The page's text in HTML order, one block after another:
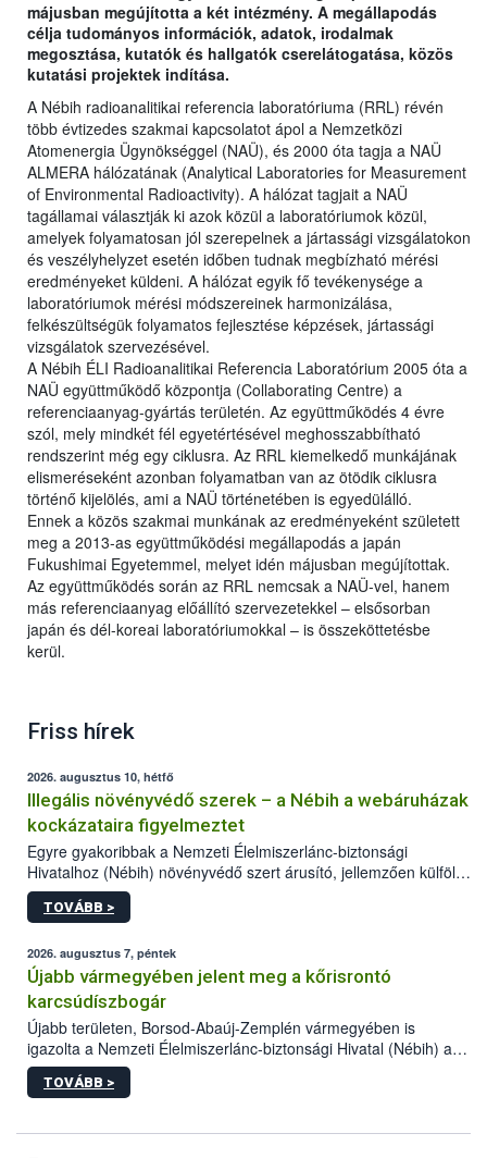
májusban megújította a két intézmény. A megállapodás
célja tudományos információk, adatok, irodalmak
megosztása, kutatók és hallgatók cserelátogatása, közös
kutatási projektek indítása.
A Nébih radioanalitikai referencia laboratóriuma (RRL) révén
több évtizedes szakmai kapcsolatot ápol a Nemzetközi
Atomenergia Ügynökséggel (NAÜ), és 2000 óta tagja a NAÜ
ALMERA hálózatának (Analytical Laboratories for Measurement
of Environmental Radioactivity). A hálózat tagjait a NAÜ
tagállamai választják ki azok közül a laboratóriumok közül,
amelyek folyamatosan jól szerepelnek a jártassági vizsgálatokon
és veszélyhelyzet esetén időben tudnak megbízható mérési
eredményeket küldeni. A hálózat egyik fő tevékenysége a
laboratóriumok mérési módszereinek harmonizálása,
felkészültségük folyamatos fejlesztése képzések, jártassági
vizsgálatok szervezésével.
A Nébih ÉLI Radioanalitikai Referencia Laboratórium 2005 óta a
NAÜ együttműködő központja (Collaborating Centre) a
referenciaanyag-gyártás területén. Az együttműködés 4 évre
szól, mely mindkét fél egyetértésével meghosszabbítható
rendszerint még egy ciklusra. Az RRL kiemelkedő munkájának
elismeréseként azonban folyamatban van az ötödik ciklusra
történő kijelölés, ami a NAÜ történetében is egyedülálló.
Ennek a közös szakmai munkának az eredményeként született
meg a 2013-as együttműködési megállapodás a japán
Fukushimai Egyetemmel, melyet idén májusban megújítottak.
Az együttműködés során az RRL nemcsak a NAÜ-vel, hanem
más referenciaanyag előállító szervezetekkel – elsősorban
japán és dél-koreai laboratóriumokkal – is összeköttetésbe
kerül.
Friss hírek
2026. augusztus 10, hétfő
Illegális növényvédő szerek – a Nébih a webáruházak
kockázataira figyelmeztet
Egyre gyakoribbak a Nemzeti Élelmiszerlánc-biztonsági
Hivatalhoz (Nébih) növényvédő szert árusító, jellemzően külföldi
honlapok kapcsán érkező bejelentések. Emellett az ilyen
termékeket kínáló kéretlen online reklámok mennyisége is
összegyűjtötte az illegális növényvédő szerek kapcsán
előforduló árulkodó jeleket, valamint a webáruházakból való
vásárlás kockázatait.
TOVÁBB >
2026. augusztus 7, péntek
Újabb vármegyében jelent meg a kőrisrontó
karcsúdíszbogár
Újabb területen, Borsod-Abaúj-Zemplén vármegyében is
igazolta a Nemzeti Élelmiszerlánc-biztonsági Hivatal (Nébih) a
kőrisrontó karcsúdíszbogár (Agrilus planipennis) jelenlétét. A
kártevőt nem csak színcsapdában találták meg, de már fertőzött
az intenzív felderítést, emellett az intézkedéseket a szlovák
TOVÁBB >